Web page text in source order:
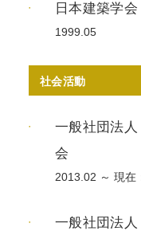
日本建築学
1999.05
社会活動
一般社団法
会
2013.02 ～ 現在
一般社団法